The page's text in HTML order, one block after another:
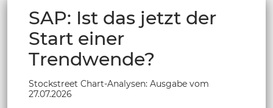
SAP: Ist das jetzt der
Start einer
Trendwende?
Stockstreet Chart-Analysen: Ausgabe vom
27.07.2026